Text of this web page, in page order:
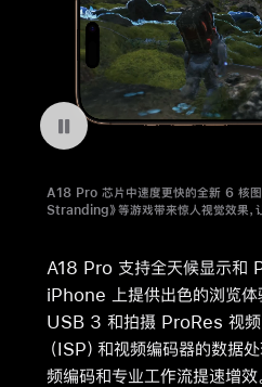
暂停播放视频 在 iPhone 16 Pro 上体验《Death Stranding》
A18 Pro 芯片中速度更快的全新 6 核
Stranding》等游戏带来惊人视觉效果，
A18 Pro 支持全天候显示和
iPhone 上提供出色的浏览体
USB 3 和拍摄 ProRes 视频
（ISP）和视频编码器的数据
频编码和专业工作流提速增效。